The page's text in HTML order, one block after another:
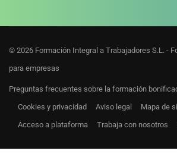
© 2026 Formación Integral a Trabajadores S.L. -
para empresas
Preguntas frecuentes sobre la formación
Cookies y privacidad
Aviso legal Mapa de
Acceso a plataforma
Trabaja con nosotros